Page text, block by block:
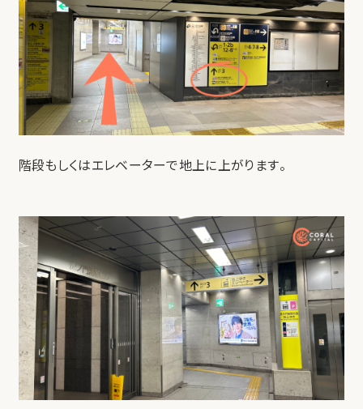
階段もしくはエレベーターで地上に上がります。